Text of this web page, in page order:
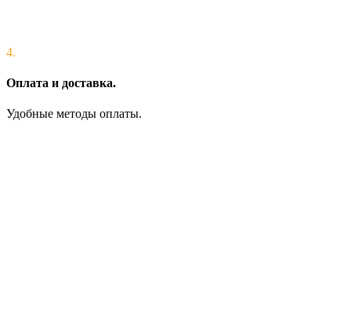
4.
Оплата и доставка.
Удобные методы оплаты.